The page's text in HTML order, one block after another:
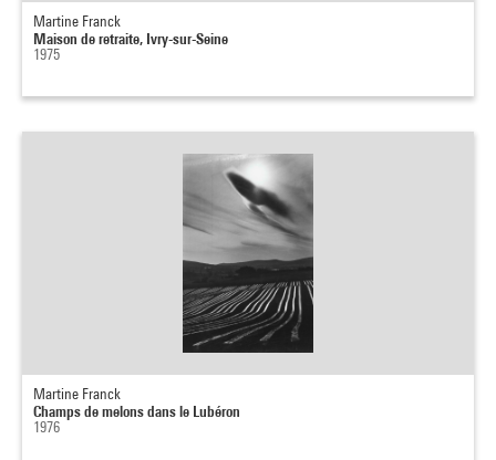
Martine Franck
Maison de retraite, Ivry-sur-Seine
1975
Martine Franck
Champs de melons dans le Lubéron
1976